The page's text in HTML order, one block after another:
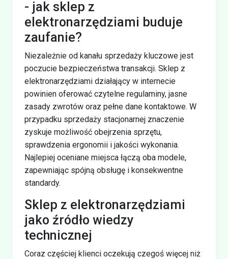
- jak sklep z
elektronarzędziami buduje
zaufanie?
Niezależnie od kanału sprzedaży kluczowe jest
poczucie bezpieczeństwa transakcji. Sklep z
elektronarzędziami działający w internecie
powinien oferować czytelne regulaminy, jasne
zasady zwrotów oraz pełne dane kontaktowe. W
przypadku sprzedaży stacjonarnej znaczenie
zyskuje możliwość obejrzenia sprzętu,
sprawdzenia ergonomii i jakości wykonania.
Najlepiej oceniane miejsca łączą oba modele,
zapewniając spójną obsługę i konsekwentne
standardy.
Sklep z elektronarzędziami
jako źródło wiedzy
technicznej
Coraz częściej klienci oczekują czegoś więcej niż